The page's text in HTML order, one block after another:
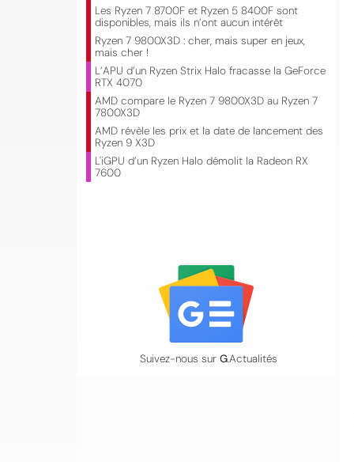
Les Ryzen 7 8700F et Ryzen 5 8400F sont
disponibles, mais ils n’ont aucun intérêt
Ryzen 7 9800X3D : cher, mais super en jeux,
mais cher !
L’APU d’un Ryzen Strix Halo fracasse la GeForce
RTX 4070
AMD compare le Ryzen 7 9800X3D au Ryzen 7
7800X3D
AMD révèle les prix et la date de lancement des
Ryzen 9 X3D
L'iGPU d’un Ryzen Halo démolit la Radeon RX
7600
Suivez-nous sur G.Actualités